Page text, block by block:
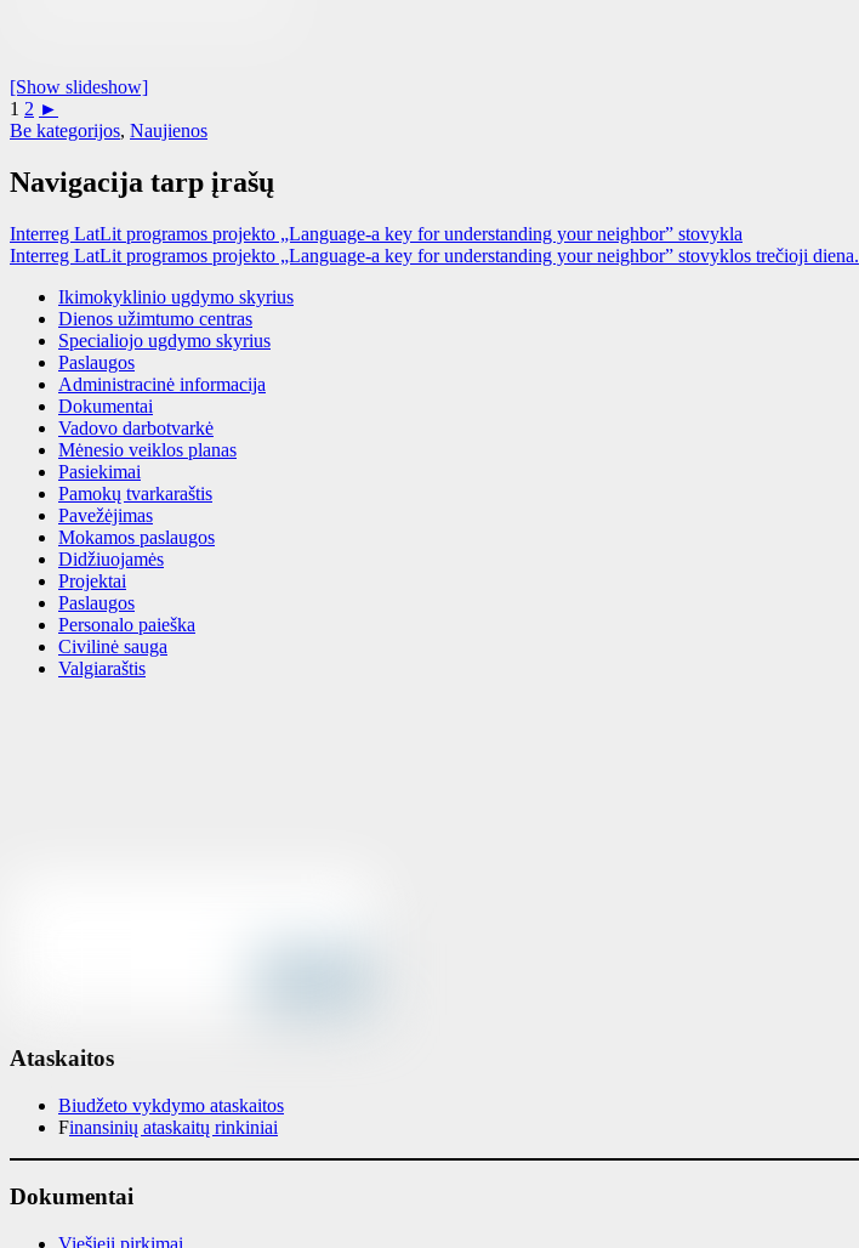
[Show slideshow]
1 2 ►
Be kategorijos, Naujienos
Navigacija tarp įrašų
Interreg LatLit programos projekto „Language-a key for understanding your neighbor” stovykla
Interreg LatLit programos projekto „Language-a key for understanding your neighbor” stovyklos trečioji diena.
Ikimokyklinio ugdymo skyrius
Dienos užimtumo centras
Specialiojo ugdymo skyrius
Paslaugos
Administracinė informacija
Dokumentai
Vadovo darbotvarkė
Mėnesio veiklos planas
Pasiekimai
Pamokų tvarkaraštis
Pavežėjimas
Mokamos paslaugos
Didžiuojamės
Projektai
Paslaugos
Personalo paieška
Civilinė sauga
Valgiaraštis
Ataskaitos
Biudžeto vykdymo ataskaitos
Finansinių ataskaitų rinkiniai
Dokumentai
Viešieji pirkimai